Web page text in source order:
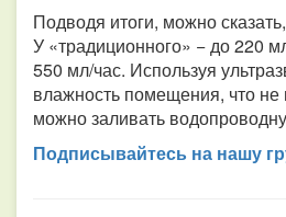
Подводя итоги, можно
У «традиционного» − до 220
550 мл/час. Используя
влажность помещения, что не
можно заливать
Подписывайтесь на нашу